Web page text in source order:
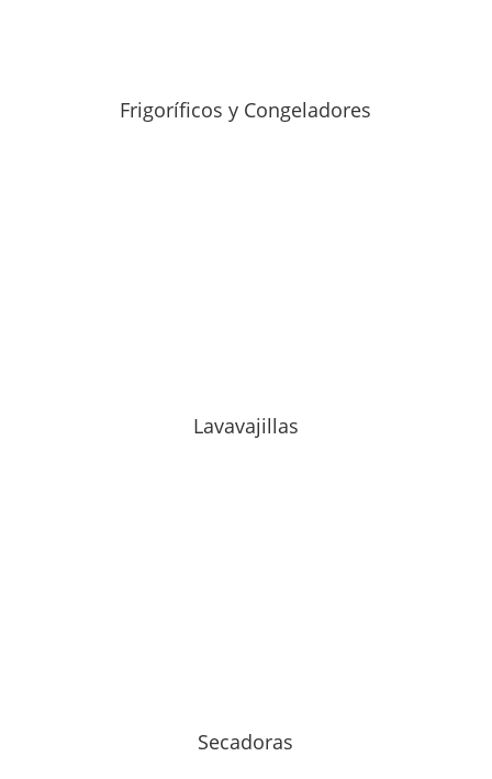
Frigoríficos y Congeladores
Lavavajillas
Secadoras